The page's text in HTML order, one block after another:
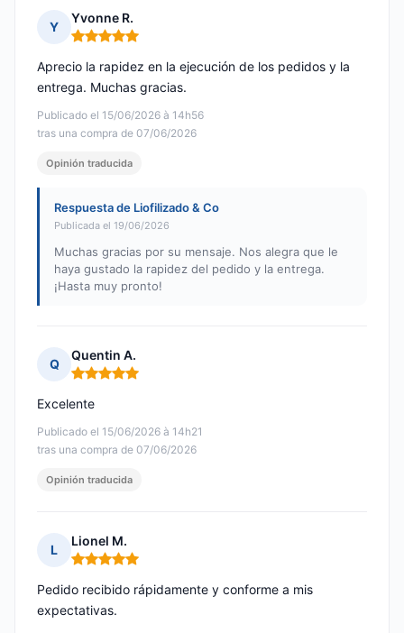
Y
Yvonne R.
Nota: 5 de 5
Publicado el 15/06/2026 à 14h56
tras una compra de 07/06/2026
Aprecio la rapidez en la ejecución de los pedidos y la
entrega. Muchas gracias.
Opinión traducida
Respuesta de Liofilizado & Co
Publicada el 19/06/2026
Muchas gracias por su mensaje. Nos alegra que le
haya gustado la rapidez del pedido y la entrega.
¡Hasta muy pronto!
Q
Quentin A.
Nota: 5 de 5
Publicado el 15/06/2026 à 14h21
tras una compra de 07/06/2026
Excelente
Opinión traducida
L
Lionel M.
Nota: 5 de 5
Pedido recibido rápidamente y conforme a mis
expectativas.